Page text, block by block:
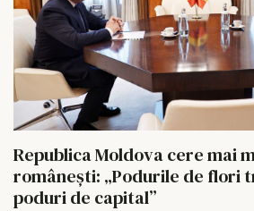
Republica Moldova cere mai
românești: „Podurile de flori
poduri de capital”